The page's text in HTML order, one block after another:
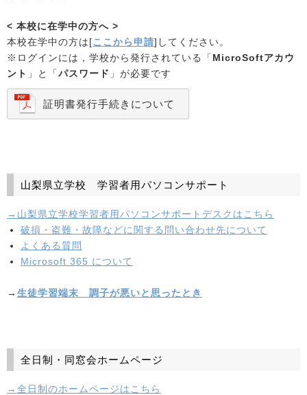
< 本校に在学中の方へ >
本校在学中の方は[ここから申請]してください。
※ログインには，学校から発行されている「 MicroSoftアカウ
ント 」と「 パスワード 」が必要です
証明書発行手続きについて
山梨県立学校 学習者用パソコンサポート
→山梨県立学校学習者用パソコンサポートデスクはこちら
破損・盗難・故障などに関する問い合わせ先について
よくある質問
Microsoft 365 について
→ 生徒学習端末 調子が悪いと思ったとき
全日制・同窓会ホームページ
→全日制のホームページはこちら